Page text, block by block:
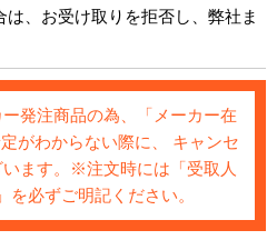
は、お受け取りを拒否し、弊社ま
発注商品の為、「メーカー在
がわからない際に、 キャンセ
ます。※注文時には「受取人
を必ずご明記ください。